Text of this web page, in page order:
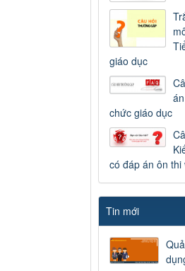
giáo dục
chức giáo dục
có đáp án ôn
Tin mới